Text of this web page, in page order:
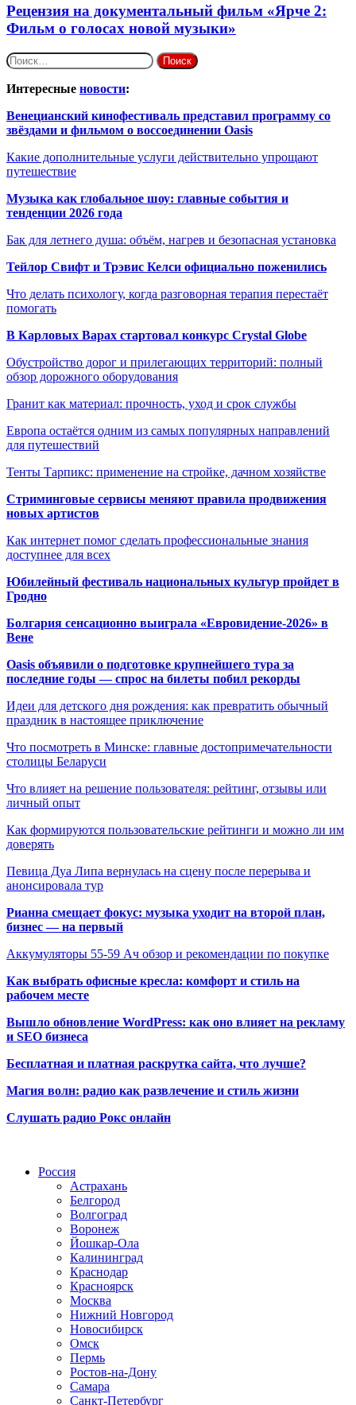
Рецензия на документальный фильм «Ярче 2:
Фильм о голосах новой музыки»
Найти:
Интересные новости:
Венецианский кинофестиваль представил программу со
звёздами и фильмом о воссоединении Oasis
Какие дополнительные услуги действительно упрощают
путешествие
Музыка как глобальное шоу: главные события и
тенденции 2026 года
Бак для летнего душа: объём, нагрев и безопасная установка
Тейлор Свифт и Трэвис Келси официально поженились
Что делать психологу, когда разговорная терапия перестаёт
помогать
В Карловых Варах стартовал конкурс Crystal Globe
Обустройство дорог и прилегающих территорий: полный
обзор дорожного оборудования
Гранит как материал: прочность, уход и срок службы
Европа остаётся одним из самых популярных направлений
для путешествий
Тенты Тарпикс: применение на стройке, дачном хозяйстве
Стриминговые сервисы меняют правила продвижения
новых артистов
Как интернет помог сделать профессиональные знания
доступнее для всех
Юбилейный фестиваль национальных культур пройдет в
Гродно
Болгария сенсационно выиграла «Евровидение-2026» в
Вене
Oasis объявили о подготовке крупнейшего тура за
последние годы — спрос на билеты побил рекорды
Идеи для детского дня рождения: как превратить обычный
праздник в настоящее приключение
Что посмотреть в Минске: главные достопримечательности
столицы Беларуси
Что влияет на решение пользователя: рейтинг, отзывы или
личный опыт
Как формируются пользовательские рейтинги и можно ли им
доверять
Певица Дуа Липа вернулась на сцену после перерыва и
анонсировала тур
Рианна смещает фокус: музыка уходит на второй план,
бизнес — на первый
Аккумуляторы 55-59 Ач обзор и рекомендации по покупке
Как выбрать офисные кресла: комфорт и стиль на
рабочем месте
Вышло обновление WordPress: как оно влияет на рекламу
и SEO бизнеса
Бесплатная и платная раскрутка сайта, что лучше?
Магия волн: радио как развлечение и стиль жизни
Слушать радио Рокс онлайн
Россия
Астрахань
Белгород
Волгоград
Воронеж
Йошкар-Ола
Калининград
Краснодар
Красноярск
Москва
Нижний Новгород
Новосибирск
Омск
Пермь
Ростов-на-Дону
Самара
Санкт-Петербург